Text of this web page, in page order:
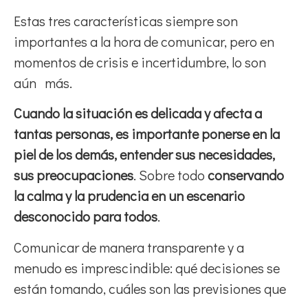
Estas tres características siempre son
importantes a la hora de comunicar, pero en
momentos de crisis e incertidumbre, lo son
aún más.
Cuando la situación es delicada y afecta a
tantas personas, es importante ponerse en la
piel de los demás, entender sus necesidades,
sus preocupaciones. Sobre todoconservando
la calma y la prudencia en un escenario
desconocido para todos.
Comunicar de manera transparente y a
menudo es imprescindible: qué decisiones se
están tomando, cuáles son las previsiones que